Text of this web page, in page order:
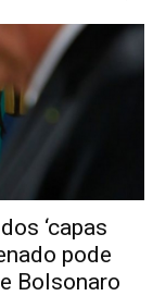
‘capas
pode
Bolsonaro